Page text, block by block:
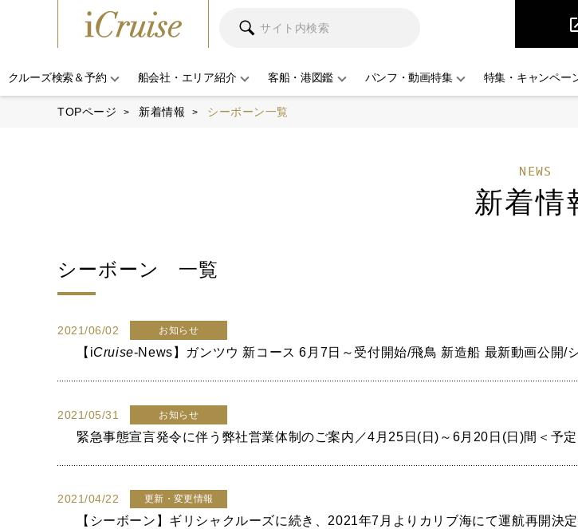
クルーズ検索＆予約 船会社・エリア紹介 客船・港図鑑 パンフ・動画特集 特集・キャンペー
TOPページ 新着情報 シーボーン一覧
NEWS
新着情
シーボーン 一覧
2021/06/02 お知らせ
【 iCruise-News】ガンツウ 新コース 6月7日～受付開始/飛鳥 新造船 最新動画公開/
2021/05/31 お知らせ
緊急事態宣言発令に伴う弊社営業体制のご案内／4月25日(日)～6月20日(日)間＜予定
2021/04/22 更新・変更情報
【シーボーン】ギリシャクルーズに続き、2021年7月よりカリブ海にて運航再開決定